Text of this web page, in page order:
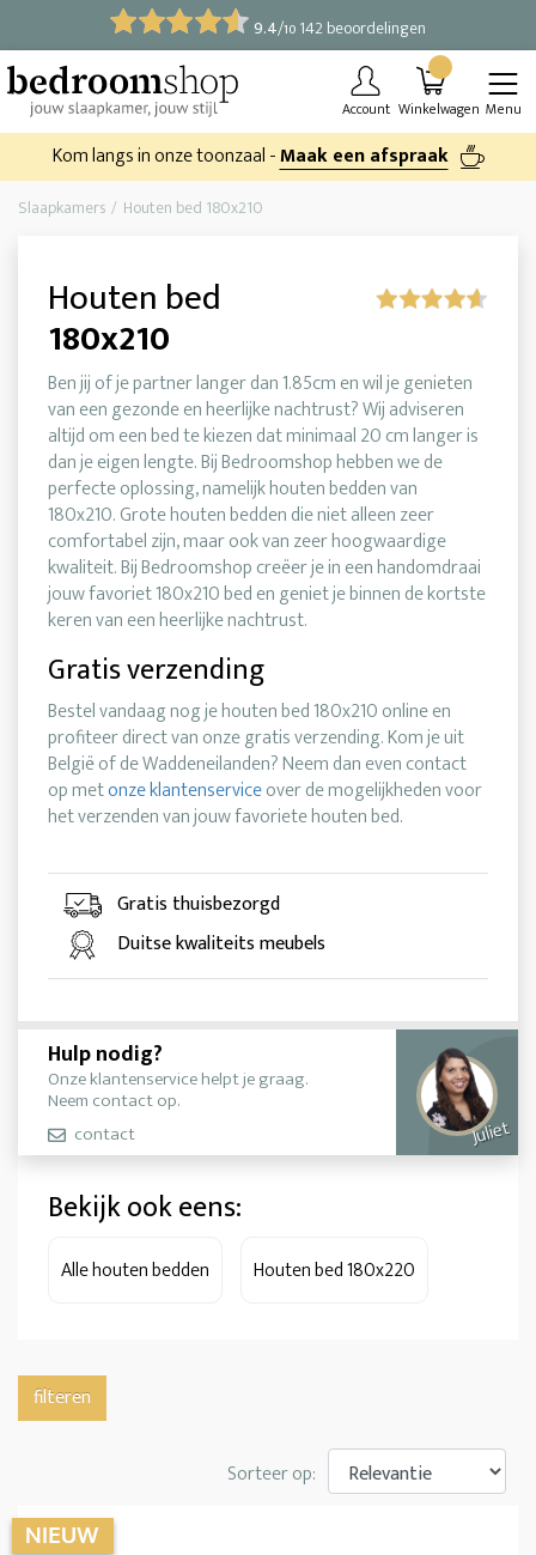
9.4/10 142 beoordelingen
Account Winkelwagen Menu
Kom langs in onze toonzaal -Maak een afspraak
Slaapkamers Houten bed 180x210
Houten bed
180x210
Ben jij of je partner langer dan 1.85cm en wil je genieten
van een gezonde en heerlijke nachtrust? Wij adviseren
altijd om een bed te kiezen dat minimaal 20 cm langer is
dan je eigen lengte. Bij Bedroomshop hebben we de
perfecte oplossing, namelijk houten bedden van
180x210. Grote houten bedden die niet alleen zeer
comfortabel zijn, maar ook van zeer hoogwaardige
kwaliteit. Bij Bedroomshop creëer je in een handomdraai
jouw favoriet 180x210 bed en geniet je binnen de kortste
keren van een heerlijke nachtrust.
Gratis verzending
Bestel vandaag nog je houten bed 180x210 online en
profiteer direct van onze gratis verzending. Kom je uit
België of de Waddeneilanden? Neem dan even contact
op metonze klantenserviceover de mogelijkheden voor
het verzenden van jouw favoriete houten bed.
Gratis thuisbezorgd
Duitse kwaliteits meubels
Hulp nodig?
Onze klantenservice helpt je graag.
Neem contact op.
contact
Juliet
Bekijk ook eens:
Alle houten bedden Houten bed 180x220
filteren
Sorteer op: